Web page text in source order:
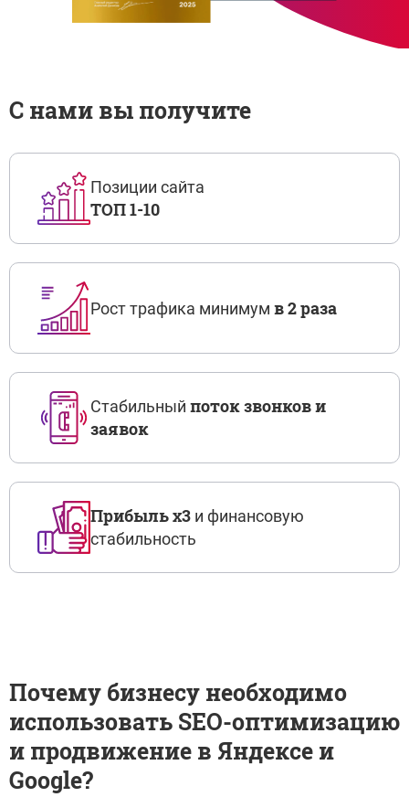
С нами вы получите
Позиции сайта
ТОП 1-10
Рост трафика минимум в 2 раза
Стабильный поток звонков и
заявок
Прибыль х3 и финансовую
стабильность
Почему бизнесу необходимо
использовать SEO-оптимизацию
и продвижение в Яндексе и
Google?